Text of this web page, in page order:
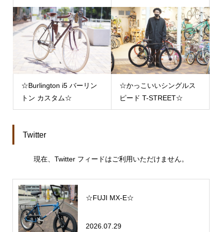
☆Burlington i5 バーリン
トン カスタム☆
☆かっこいいシングルス
ピード T-STREET☆
Twitter
現在、Twitter フィードはご利用いただけません。
☆FUJI MX-E☆
2026.07.29